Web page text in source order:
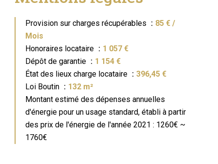
Provision sur charges récupérables
85 € /
Mois
Honoraires locataire
1 057 €
Dépôt de garantie
1 154 €
État des lieux charge locataire
396,45 €
Loi Boutin
132 m²
Montant estimé des dépenses annuelles
d'énergie pour un usage standard, établi à partir
des prix de l'énergie de l'année 2021 : 1260€ ~
1760€